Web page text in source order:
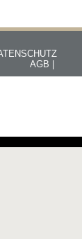
AGB |